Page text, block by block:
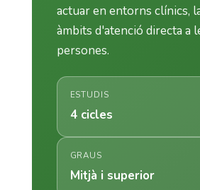
actuar en entorns clínics,
àmbits d'atenció directa a
persones.
ESTUDIS
4 cicles
GRAUS
Mitjà i superior